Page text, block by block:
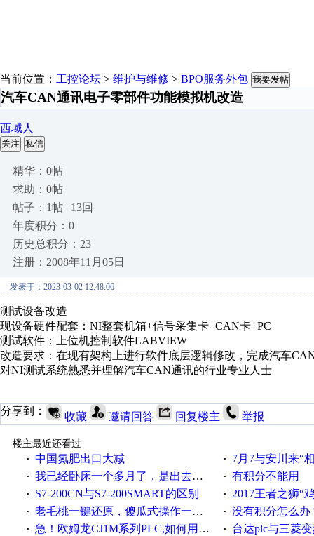
当前位置： 工控论坛 > 维护与维修 > BPO服务外包 我要发帖
汽车CAN通讯电子零部件功能模拟机改造
西域人
关注 私信
精华：0帖
求助：0帖
帖子：1帖 | 13回
年度积分：0
历史总积分：23
注册：2008年11月05日
发表于：2023-03-02 12:48:06
测试设备改造
现设备硬件配套：NI整套机箱+信号采集卡+CAN卡+PC
测试软件：上位机控制软件LABVIEW
改造要求：在现有架构上进行软件底层逻辑修改，完成汽车
对NI测试系统熟悉并理解汽车CAN通讯的行业专业人士
分享到： 收藏 邀请回答 回复楼主 举报
楼主最近还看过
· 中国氮肥出口大减 · 7月7与安川来“
· 我已经卧床一个多月了，是出去安装机械手在高速遭遇车祸所致:大家工作都要特别注意啊 · 有积分不能用
· S7-200CN与S7-200SMART的区别 · 2017王者之狮“鸡”情签到
· 老毛桃一键还原，傻瓜式操作一键轻松备份还原；程序为向导式安装，一键即可实现自动备份或还原系统。 · 没有积分怎么办
· 急！欧姆龙CJ1M系列PLC,如何用时间控制变频器。要求时间在组态王中可以自由输入！拜托各位大神了！ · 台达plc与三菱